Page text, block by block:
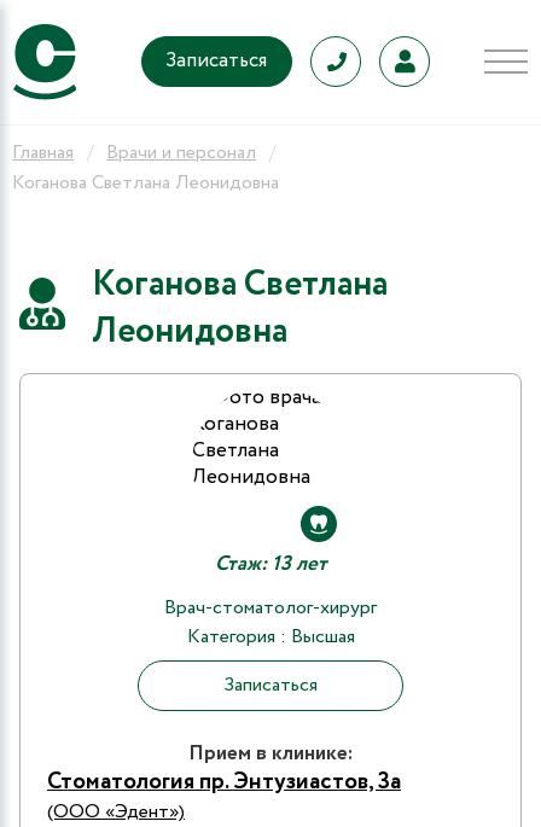
Записаться
Главная
Врачи и персонал
Коганова Светлана Леонидовна
Коганова Светлана
Леонидовна
Стаж: 13 лет
Врач-стоматолог-хирург
Категория : Высшая
Записаться
Прием в клинике:
Стоматология пр. Энтузиастов, 3а
(ООО «Эдент»)